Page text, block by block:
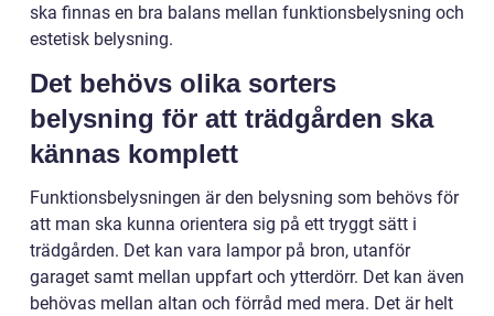
ska finnas en bra balans mellan funktionsbelysning och
estetisk belysning.
Det behövs olika sorters
belysning för att trädgården ska
kännas komplett
Funktionsbelysningen är den belysning som behövs för
att man ska kunna orientera sig på ett tryggt sätt i
trädgården. Det kan vara lampor på bron, utanför
garaget samt mellan uppfart och ytterdörr. Det kan även
behövas mellan altan och förråd med mera. Det är helt